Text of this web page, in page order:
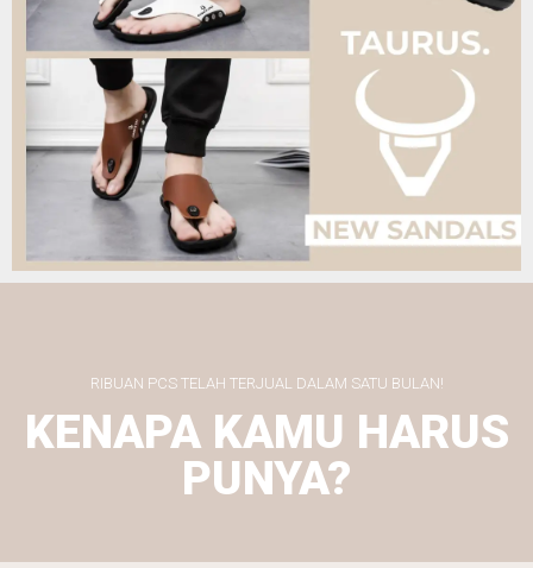
RIBUAN PCS TELAH TERJUAL DALAM SATU BULAN!
KENAPA KAMU HARUS
PUNYA?